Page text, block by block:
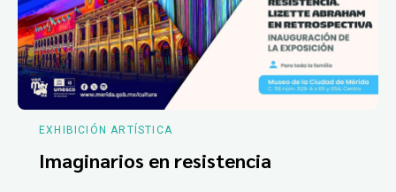
EXHIBICIÓN ARTÍSTICA
Imaginarios en resistencia